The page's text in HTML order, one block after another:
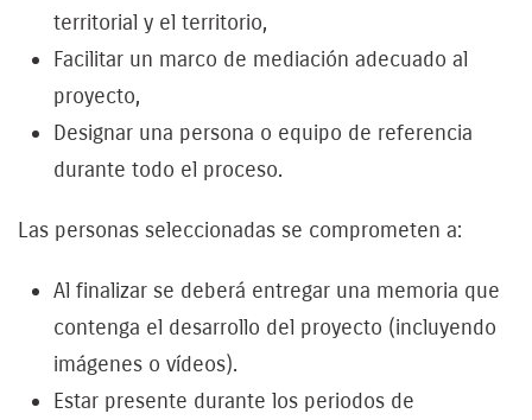
territorial y el territorio,
Facilitar un marco de mediación adecuado al
proyecto,
Designar una persona o equipo de referencia
durante todo el proceso.
Las personas seleccionadas se comprometen a:
Al finalizar se deberá entregar una memoria que
contenga el desarrollo del proyecto (incluyendo
imágenes o vídeos).
Estar presente durante los periodos de